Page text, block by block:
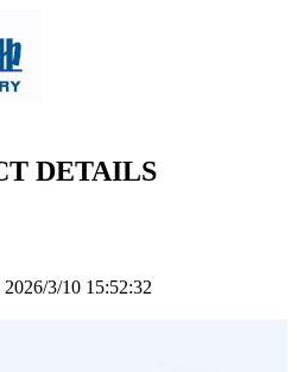
DETAILS
3/10 15:52:32